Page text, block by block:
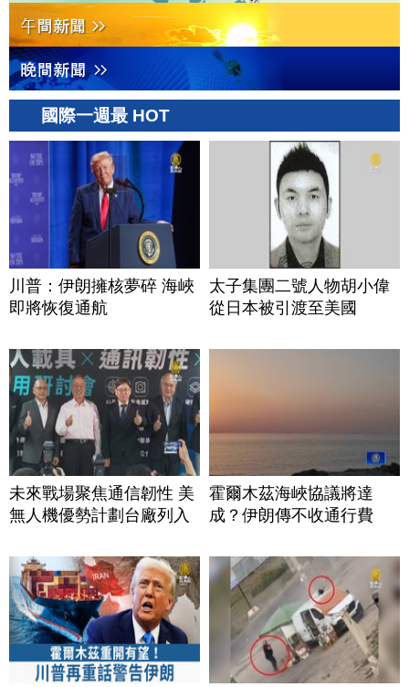
國際一週最 HOT
川普：伊朗擁核夢碎 海峽
即將恢復通航
太子集團二號人物胡小偉
從日本被引渡至美國
未來戰場聚焦通信韌性 美
無人機優勢計劃台廠列入
霍爾木茲海峽協議將達
成？伊朗傳不收通行費